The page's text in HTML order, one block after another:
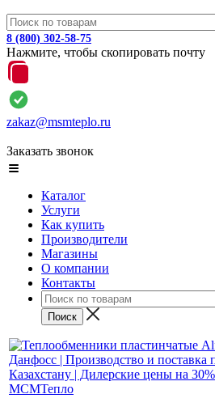
8 (800) 302-58-75
Нажмите, чтобы скопировать почту
zakaz@msmteplo.ru
Заказать звонок
Каталог
Услуги
Как купить
Производители
Магазины
О компании
Контакты